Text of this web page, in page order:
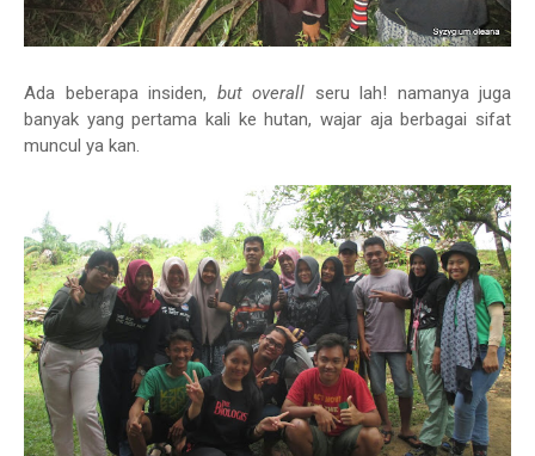
Ada beberapa insiden, but overall seru lah! namanya juga
banyak yang pertama kali ke hutan, wajar aja berbagai sifat
muncul ya kan.